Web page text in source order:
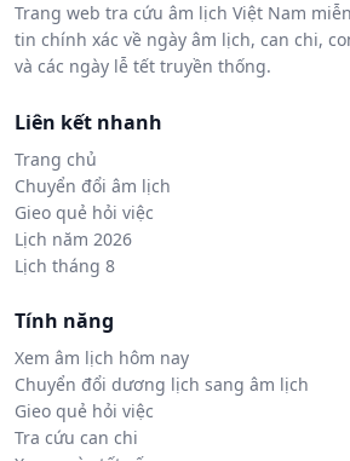
Trang web tra cứu âm lịch Việt Nam
tin chính xác về ngày âm lịch, can chi,
và các ngày lễ tết truyền thống.
Liên kết nhanh
Trang chủ
Chuyển đổi âm lịch
Gieo quẻ hỏi việc
Lịch năm 2026
Lịch tháng 8
Tính năng
Xem âm lịch hôm nay
Chuyển đổi dương lịch sang âm lịch
Gieo quẻ hỏi việc
Tra cứu can chi